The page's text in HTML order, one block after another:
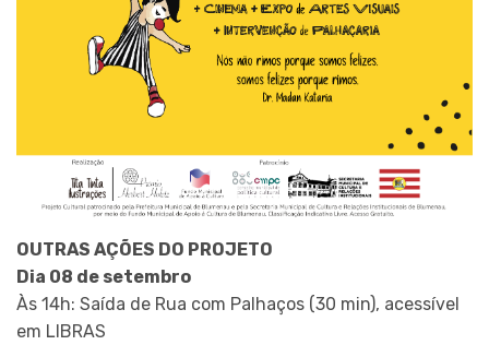
OUTRAS AÇÕES DO PROJETO
Dia 08 de setembro
Às 14h: Saída de Rua com Palhaços (30 min), acessível
em LIBRAS